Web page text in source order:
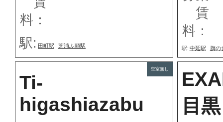
料：
駅: 田町駅 芝浦ふ頭駅
賃
料：
駅: 中延駅 旗の
Ti-
higashiazabu
空室無し
目黒